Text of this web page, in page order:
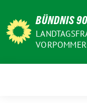
zum
Inhalt
BÜNDNIS